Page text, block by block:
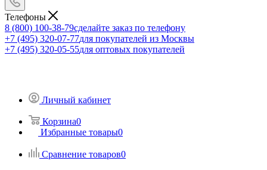
Телефоны
8 (800) 100-38-79сделайте заказ по телефону
+7 (495) 320-07-77для покупателей из Москвы
+7 (495) 320-05-55для оптовых покупателей
Личный кабинет
Корзина0
Избранные товары0
Сравнение товаров0